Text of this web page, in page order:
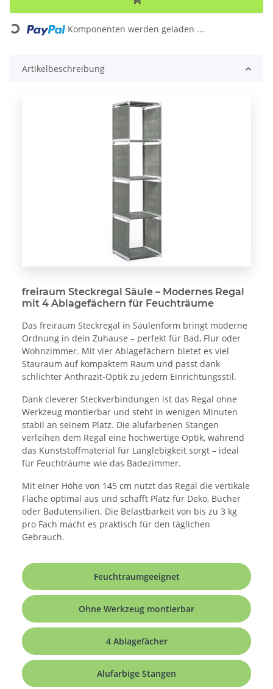
Komponenten werden geladen ...
Artikelbeschreibung
freiraum Steckregal Säule – Modernes Regal
mit 4 Ablagefächern für Feuchträume
Das freiraum Steckregal in Säulenform bringt moderne
Ordnung in dein Zuhause – perfekt für Bad, Flur oder
Wohnzimmer. Mit vier Ablagefächern bietet es viel
Stauraum auf kompaktem Raum und passt dank
schlichter Anthrazit-Optik zu jedem Einrichtungsstil.
Dank cleverer Steckverbindungen ist das Regal ohne
Werkzeug montierbar und steht in wenigen Minuten
stabil an seinem Platz. Die alufarbenen Stangen
verleihen dem Regal eine hochwertige Optik, während
das Kunststoffmaterial für Langlebigkeit sorgt – ideal
für Feuchträume wie das Badezimmer.
Mit einer Höhe von 145 cm nutzt das Regal die vertikale
Fläche optimal aus und schafft Platz für Deko, Bücher
oder Badutensilien. Die Belastbarkeit von bis zu 3 kg
pro Fach macht es praktisch für den täglichen
Gebrauch.
Feuchtraumgeeignet
Ohne Werkzeug montierbar
4 Ablagefächer
Alufarbige Stangen